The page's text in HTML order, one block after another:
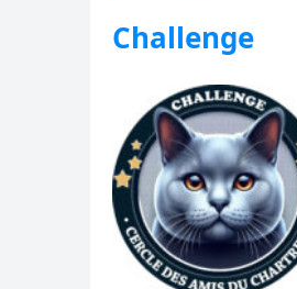
Challenge